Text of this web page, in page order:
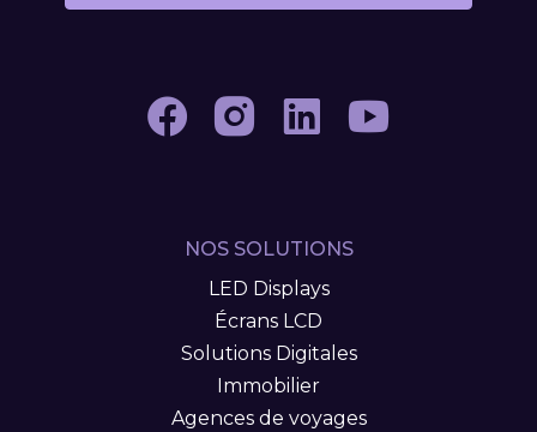
NOS SOLUTIONS
LED Displays
Écrans LCD
Solutions Digitales
Immobilier
Agences de voyages